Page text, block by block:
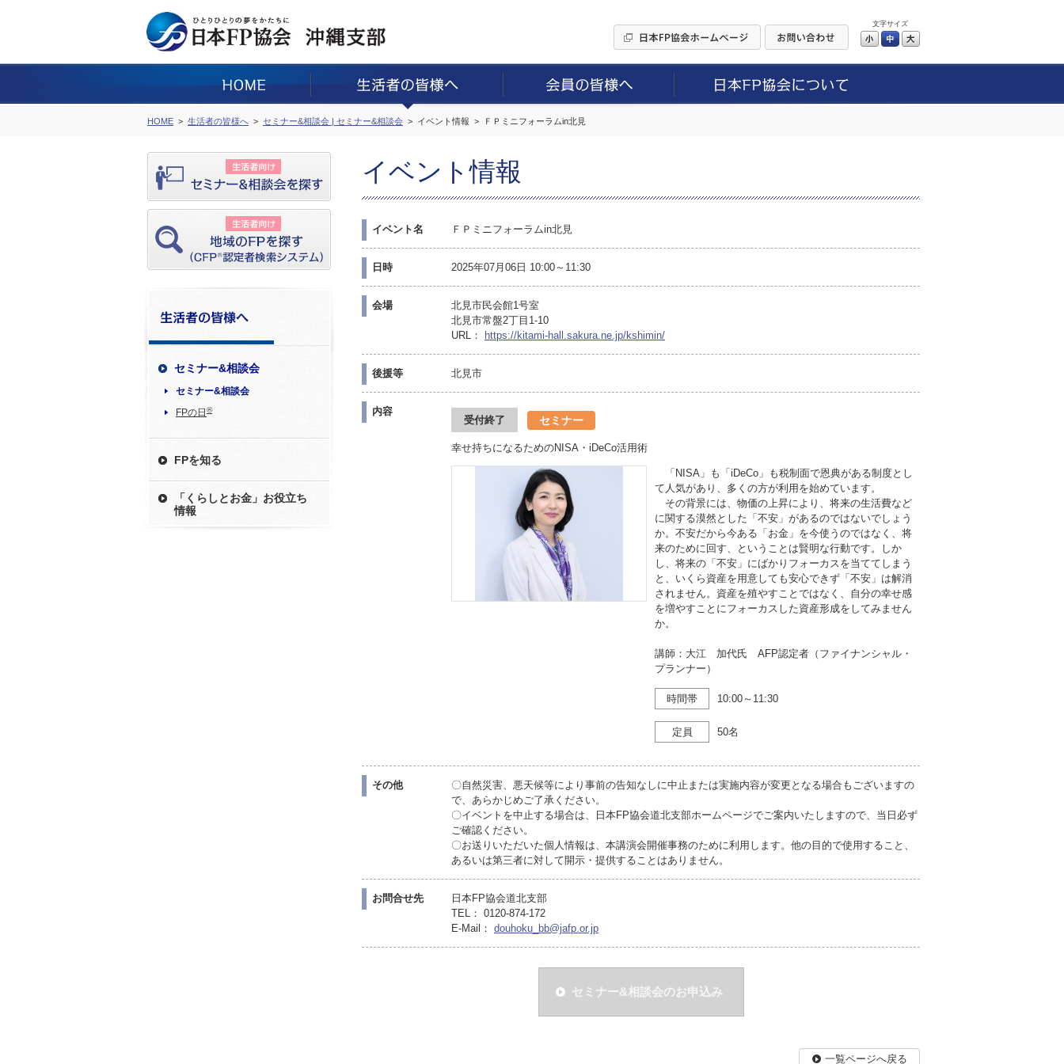
文字サイズ
小 中
HOME 生活者の皆様へ セミナー&相談会 | セミナー&相談会 イベント情報 ＦＰミニフォーラムin北見
セミナー&相談会
セミナー&相談会
FPの日 ®
FPを知る
「くらしとお金」お役立ち
情報
イベント情報
イベント名 ＦＰミニフォーラムin北見
日時 2025年07月06日 10:00～11:30
会場
北見市民会館1号室
北見市常盤2丁目1-10
URL：
https://kitami-hall.sakura.ne.jp/kshimin/
後援等 北見市
内容
受付終了 セミナー
幸せ持ちになるためのNISA・iDeCo活用術
「NISA」も「iDeCo」も税制面で恩典がある制度とし
て人気があり、多くの方が利用を始めています。
その背景には、物価の上昇により、将来の生活費など
に関する漠然とした「不安」があるのではないでしょう
か。不安だから今ある「お金」を今使うのではなく、将
来のために回す、ということは賢明な行動です。しか
し、将来の「不安」にばかりフォーカスを当ててしまう
と、いくら資産を用意しても安心できず「不安」は解消
されません。資産を殖やすことではなく、自分の幸せ感
を増やすことにフォーカスした資産形成をしてみません
か。
講師：大江 加代氏 AFP認定者（ファイナンシャル・
プランナー）
時間帯 10:00～11:30
定員 50名
その他
〇自然災害、悪天候等により事前の告知なしに中止または実施内容が変更となる場合もございますの
で、あらかじめご了承ください。
〇イベントを中止する場合は、日本FP協会道北支部ホームページでご案内いたしますので、当日必ず
ご確認ください。
〇お送りいただいた個人情報は、本講演会開催事務のために利用します。他の目的で使用すること、
あるいは第三者に対して開示・提供することはありません。
お問合せ先
日本FP協会道北支部
TEL： 0120-874-172
E-Mail： douhoku_bb@jafp.or.jp
セミナー&相談会のお申込み
一覧ページへ戻る